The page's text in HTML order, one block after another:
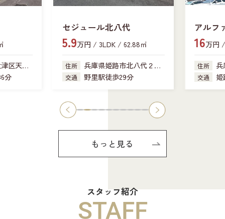
区天神
分
セジュール北八代
5.9万円 / 3LDK / 62.88㎡
住所 兵庫県姫路市北八代２丁
目
交通 野里駅徒歩29分
アルフ
新在家
16万円
住所
交通
もっと見る
スタッフ紹介
STAFF